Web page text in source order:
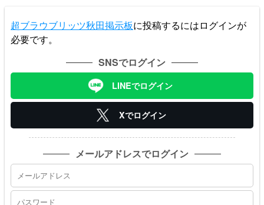
超ブラウブリッツ秋田掲示板に投稿するにはログインが
必要です。
SNSでログイン
LINEでログイン
Xでログイン
メールアドレスでログイン